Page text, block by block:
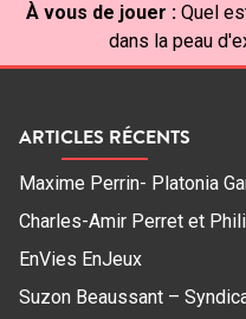
À vous de jouer : Quel
dans la peau
ARTICLES RÉCENTS
Maxime Perrin- Platonia
Charles-Amir Perret et
EnVies EnJeux
Suzon Beaussant –